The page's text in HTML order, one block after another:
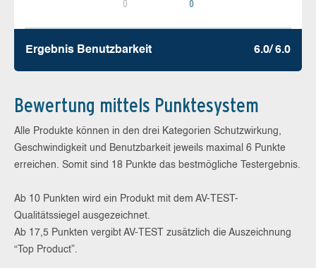
0 0
Ergebnis Benutz­barkeit 6.0/ 6.0
Bewertung mittels Punktesystem
Alle Produkte können in den drei Kategorien Schutzwirkung,
Geschwindigkeit und Benutzbarkeit jeweils maximal 6 Punkte
erreichen. Somit sind 18 Punkte das bestmögliche Testergebnis.
Ab 10 Punkten wird ein Produkt mit dem AV-TEST-
Qualitätssiegel ausgezeichnet.
Ab 17,5 Punkten vergibt AV-TEST zusätzlich die Auszeichnung
“Top Product”.